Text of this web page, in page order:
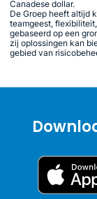
Canadese dollar.
De Groep heeft altijd
teamgeest,
gebaseerd op een
zij oplossingen kan
gebied van